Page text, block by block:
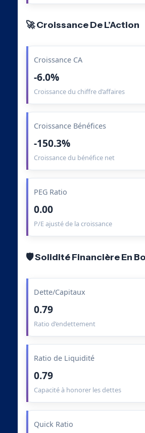
🚀 Croissance De L’Action
Croissance CA
-6.0%
Croissance du chiffre d’affaires
Croissance Bénéfices
-150.3%
Croissance du bénéfice net
PEG Ratio
0.00
P/E ajusté de la croissance
🛡️ Solidité Financière En
Dette/Capitaux
0.79
Ratio d’endettement
Ratio de Liquidité
0.79
Capacité à honorer les dettes
Quick Ratio